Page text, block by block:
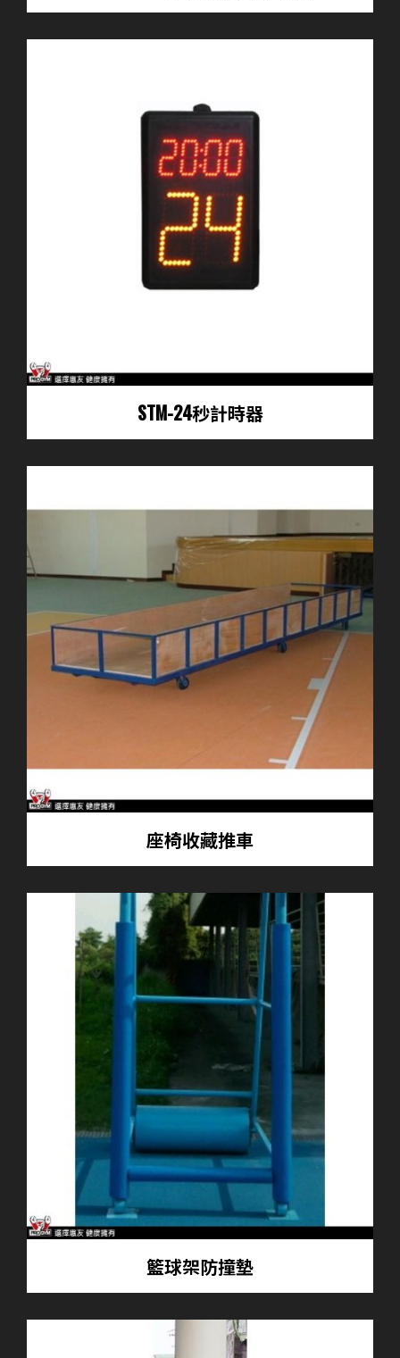
STM-24秒計時器
座椅收藏推車
籃球架防撞墊